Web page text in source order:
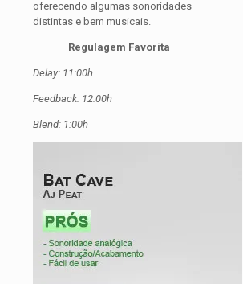
oferecendo algumas sonoridades
distintas e bem musicais.
Regulagem Favorita
Delay: 11:00h
Feedback: 12:00h
Blend: 1:00h